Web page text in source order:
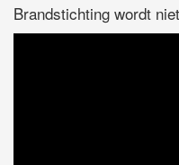
Brandstichting wordt